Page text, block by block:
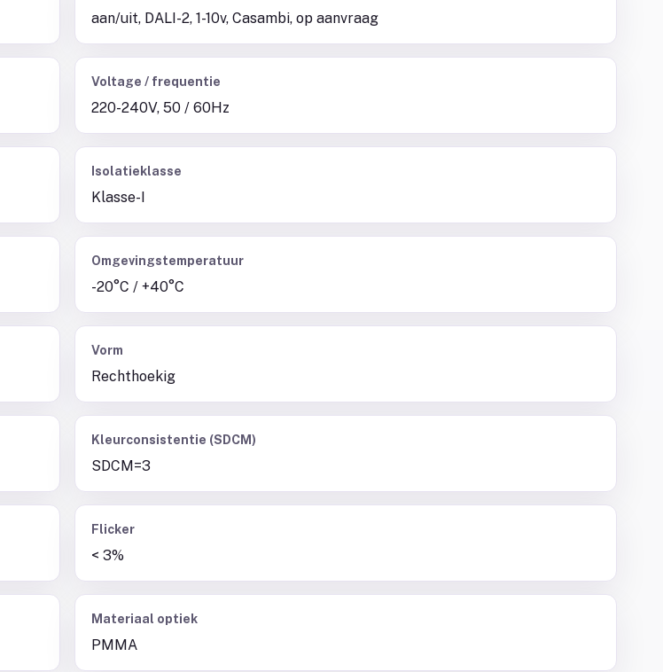
aan/uit, DALI-2, 1-10v, Casambi, op aanvraag
Voltage / frequentie
220-240V, 50 / 60Hz
Isolatieklasse
Klasse-I
Omgevingstemperatuur
-20°C / +40°C
Vorm
Rechthoekig
Kleurconsistentie (SDCM)
SDCM=3
Flicker
< 3%
Materiaal optiek
PMMA